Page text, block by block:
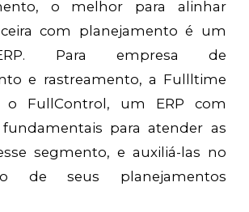
o melhor para alinhar
com planejamento é um
Para empresa de
e rastreamento, a Fullltime
o FullControl, um ERP com
para atender as
segmento, e auxiliá-las no
de seus planejamentos